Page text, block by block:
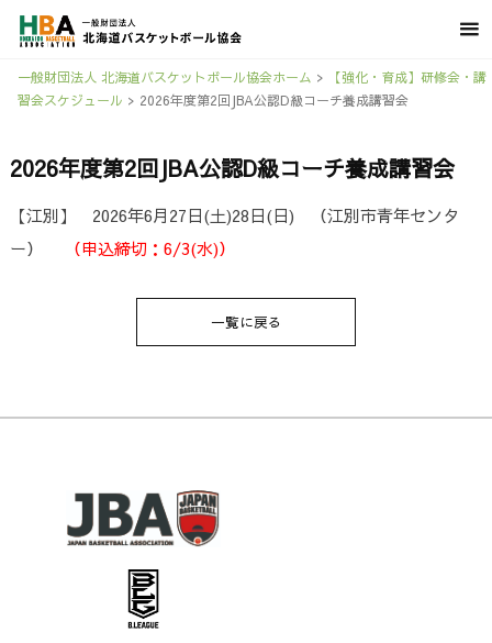
一般財団法人 北海道バスケットボール協会ホーム >
【強化・育成】研修会・講
習会スケジュール > 2026年度第2回JBA公認D級コーチ養成講習会
2026年度第2回JBA公認D級コーチ養成講習会
【江別】 2026年6月27日(土)28日(日) （江別市青年センタ
ー）
（申込締切：6/3(水)）
一覧に戻る